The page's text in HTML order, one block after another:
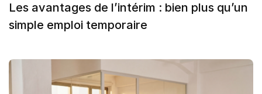
Les avantages de l’intérim : bien plus qu’un
simple emploi temporaire